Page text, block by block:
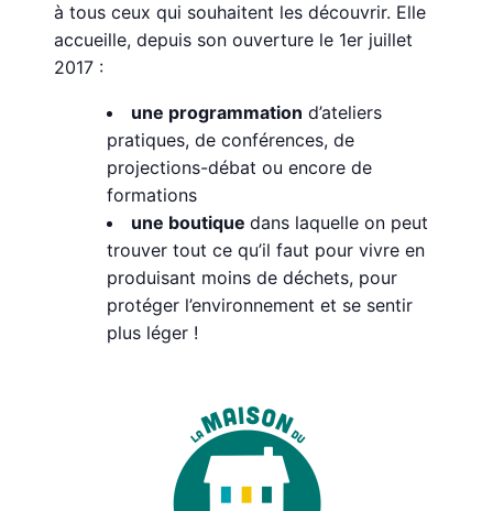
à tous ceux qui souhaitent les découvrir. Elle
accueille, depuis son ouverture le 1er juillet
2017 :
une programmation d’ateliers
pratiques, de conférences, de
projections-débat ou encore de
formations
une boutiquedans laquelle on peut
trouver tout ce qu’il faut pour vivre en
produisant moins de déchets, pour
protéger l’environnement et se sentir
plus léger !